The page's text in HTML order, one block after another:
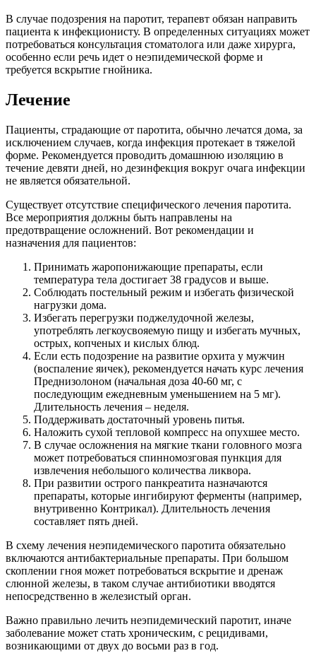
В случае подозрения на паротит, терапевт обязан направить
пациента к инфекционисту. В определенных ситуациях может
потребоваться консультация стоматолога или даже хирурга,
особенно если речь идет о неэпидемической форме и
требуется вскрытие гнойника.
Лечение
Пациенты, страдающие от паротита, обычно лечатся дома, за
исключением случаев, когда инфекция протекает в тяжелой
форме. Рекомендуется проводить домашнюю изоляцию в
течение девяти дней, но дезинфекция вокруг очага инфекции
не является обязательной.
Существует отсутствие специфического лечения паротита.
Все мероприятия должны быть направлены на
предотвращение осложнений. Вот рекомендации и
назначения для пациентов:
Принимать жаропонижающие препараты, если
температура тела достигает 38 градусов и выше.
Соблюдать постельный режим и избегать физической
нагрузки дома.
Избегать перегрузки поджелудочной железы,
употреблять легкоусвояемую пищу и избегать мучных,
острых, копченых и кислых блюд.
Если есть подозрение на развитие орхита у мужчин
(воспаление яичек), рекомендуется начать курс лечения
Преднизолоном (начальная доза 40-60 мг, с
последующим ежедневным уменьшением на 5 мг).
Длительность лечения – неделя.
Поддерживать достаточный уровень питья.
Наложить сухой тепловой компресс на опухшее место.
В случае осложнения на мягкие ткани головного мозга
может потребоваться спинномозговая пункция для
извлечения небольшого количества ликвора.
При развитии острого панкреатита назначаются
препараты, которые ингибируют ферменты (например,
внутривенно Контрикал). Длительность лечения
составляет пять дней.
В схему лечения неэпидемического паротита обязательно
включаются антибактериальные препараты. При большом
скоплении гноя может потребоваться вскрытие и дренаж
слюнной железы, в таком случае антибиотики вводятся
непосредственно в железистый орган.
Важно правильно лечить неэпидемический паротит, иначе
заболевание может стать хроническим, с рецидивами,
возникающими от двух до восьми раз в год.